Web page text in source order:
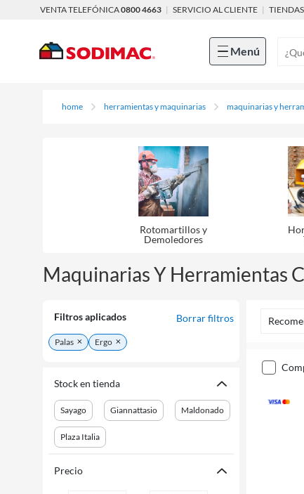
VENTA TELEFÓNICA0800 4663 | SERVICIO AL CLIENTE | TIENDAS
Menú
home herramientas y maquinarias maquinarias y
Rotomartillos y
Demoledores
Maquinarias Y Herramientas
Filtros aplicados Borrar filtros
Palas Ergo
Stock en tienda
Sayago Giannattasio Maldonado
Plaza Italia
Precio